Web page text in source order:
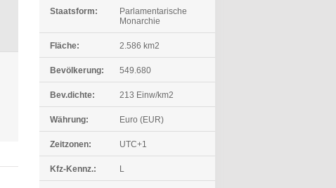
Staatsform:
Parlamentarische
Monarchie
Fläche: 2.586 km2
Bevölkerung: 549.680
Bev.dichte: 213 Einw/km2
Währung: Euro (EUR)
Zeitzonen: UTC+1
Kfz-Kennz.: L